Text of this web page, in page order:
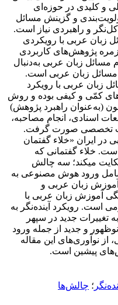
و کلیدی در حوزه‌ای
و گزینش مسائل
و راهبردی نیاز است.
زبان عربی با رویکردی
زمره پژوهش‌های کاربردی
زبان عربی به‌دنبال
مسائل زبان عربی است.
زبان عربی با رویکرد
کمّی و کیفی بوده و روش
(به‌عنوان راهبرد پژوهش)
اسنادی، انجام مصاحبه،
تخصصی صورت گرفت.
در ایران «خلاء گفتمان
خلاء گفتمانی که
می­کند؛ سه چالش
شامل ورود هوش مصنوعی به
زبان عربی و
آموزش زبان عربی با
است. رویکرد آینده‌نگر به
جدید در سپهر
و جدید از جمله ورود
نوآوری‌های این مقاله
پیشین است.
؛ چالش‌ها